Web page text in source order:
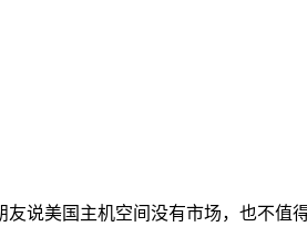
说美国主机空间没有市场，也不值